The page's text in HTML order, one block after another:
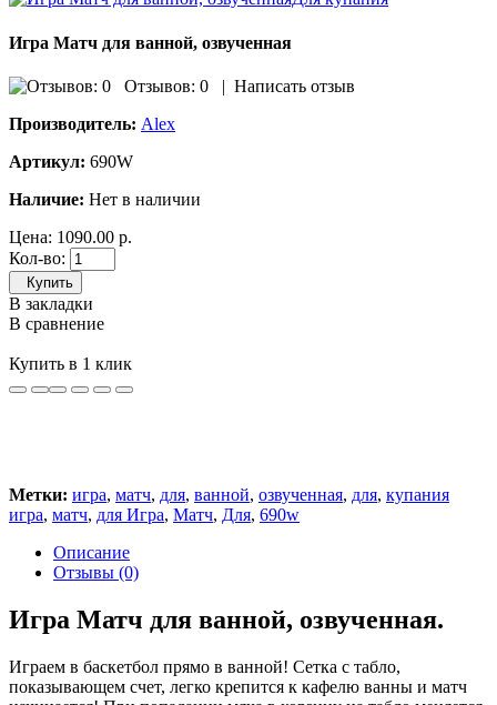
Игра Матч для ванной, озвученная
Отзывов: 0 | Написать отзыв
Производитель: Alex
Артикул: 690W
Наличие: Нет в наличии
Цена: 1090.00 р.
Кол-во:
Купить
В закладки
В сравнение
Купить в 1 клик
Метки: игра, матч, для, ванной, озвученная, для, купания
игра, матч, для Игра, Матч, Для, 690w
Описание
Отзывы (0)
Игра Матч для ванной, озвученная.
Играем в баскетбол прямо в ванной! Сетка с табло,
показывающем счет, легко крепится к кафелю ванны и матч